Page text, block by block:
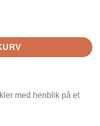
med henblik på et